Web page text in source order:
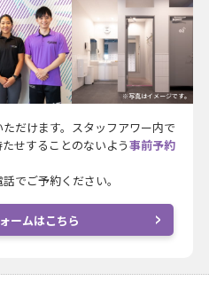
※写真はイメージです。
だけます。スタッフアワー内で
せすることのないよう事前予約
でご予約ください。
ームはこちら